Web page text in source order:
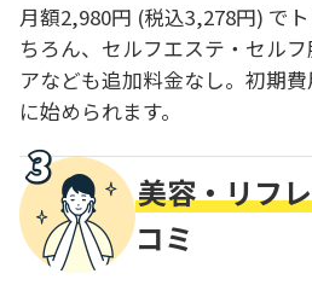
月額2,980円 (税込3,278円) で
ちろん、セルフエステ・セル
アなども追加料金なし。初期
に始められます。
美容・リフ
コミ